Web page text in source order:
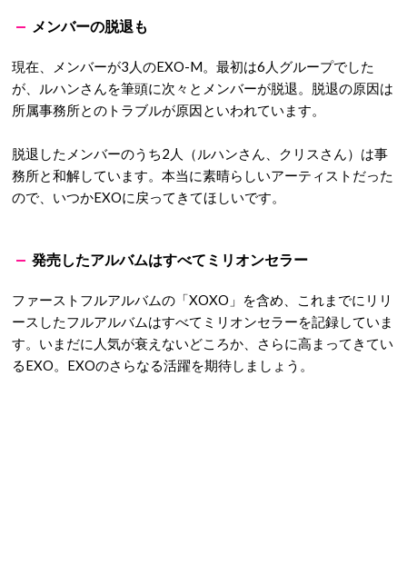
メンバーの脱退も
現在、メンバーが3人のEXO-M。最初は6人グループでした
が、ルハンさんを筆頭に次々とメンバーが脱退。脱退の原因は
所属事務所とのトラブルが原因といわれています。
脱退したメンバーのうち2人（ルハンさん、クリスさん）は事
務所と和解しています。本当に素晴らしいアーティストだった
ので、いつかEXOに戻ってきてほしいです。
発売したアルバムはすべてミリオンセラー
ファーストフルアルバムの「XOXO」を含め、これまでにリリ
ースしたフルアルバムはすべてミリオンセラーを記録していま
す。いまだに人気が衰えないどころか、さらに高まってきてい
るEXO。EXOのさらなる活躍を期待しましょう。